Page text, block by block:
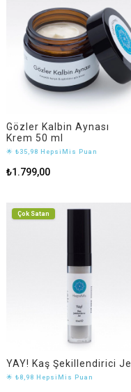
Gözler Kalbin Aynası
Krem 50 ml
🌟 ₺35,98 HepsiMis Puan
₺1.799,00
YAY! Kaş Şekillendirici Jel
🌟 ₺8,98 HepsiMis Puan
Çok Satan